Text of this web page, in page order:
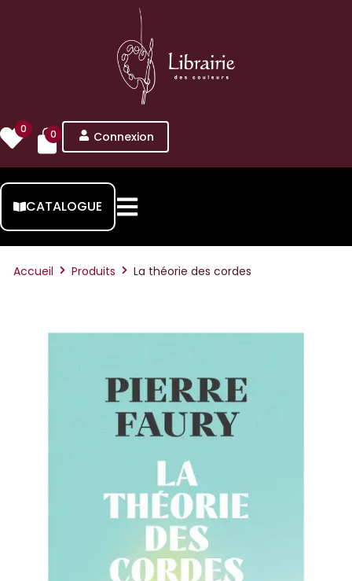
0 0 Connexion
CATALOGUE
Accueil Produits La théorie des cordes